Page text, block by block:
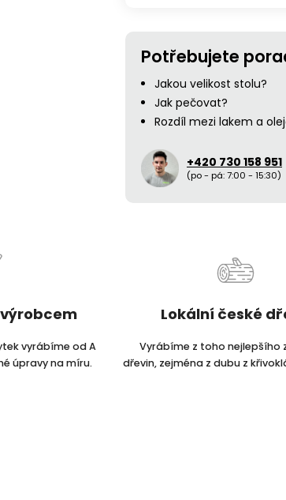
Potřebujete
Jakou velikost stolu?
Jak pečovat?
Rozdíl mezi lakem a
+420 730 158 951
(po - pá: 7:00 - 15:30)
vyrábíme od A
úpravy na míru.
Lokální české
Vyrábíme z toho nejlepšího
dřevin, zejména z dubu z